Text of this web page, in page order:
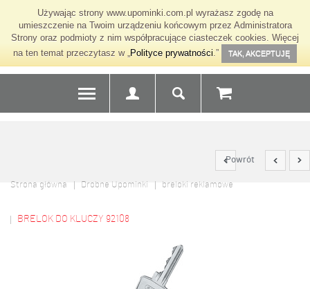
Używając strony www.upominki.com.pl wyrażasz zgodę na
umieszczenie na Twoim urządzeniu końcowym przez Administratora
Strony oraz podmioty z nim współpracujące ciasteczek cookies. Więcej
na ten temat przeczytasz w „Polityce prywatności.” TAK, AKCEPTUJĘ
Powrót
Strona główna Drobne Upominki breloki reklamowe
BRELOK DO KLUCZY 92108